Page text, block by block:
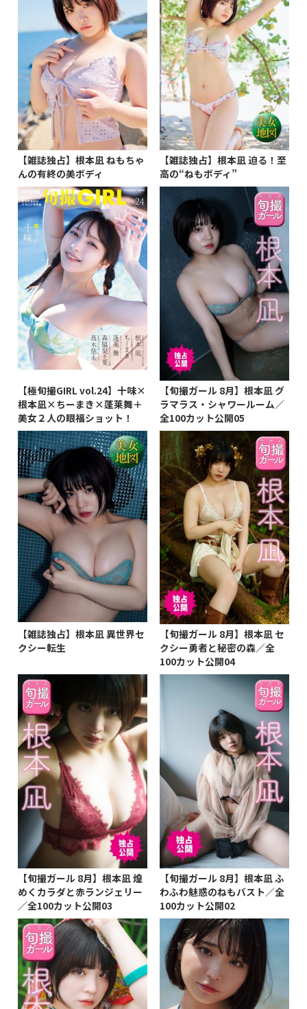
【雑誌独占】根本凪 ねもちゃ
んの有終の美ボディ
【雑誌独占】根本凪 迫る！至
高の“ねもボディ”
【極旬撮GIRL vol.24】十味×
根本凪×ちーまき×蓬莱舞＋
美女２人の眼福ショット！
【旬撮ガール 8月】根本凪 グ
ラマラス・シャワールーム／
全100カット公開05
【雑誌独占】根本凪 異世界セ
クシー転生
【旬撮ガール 8月】根本凪 セ
クシー勇者と秘密の森／全
100カット公開04
【旬撮ガール 8月】根本凪 煌
めくカラダと赤ランジェリー
／全100カット公開03
【旬撮ガール 8月】根本凪 ふ
わふわ魅惑のねもバスト／全
100カット公開02